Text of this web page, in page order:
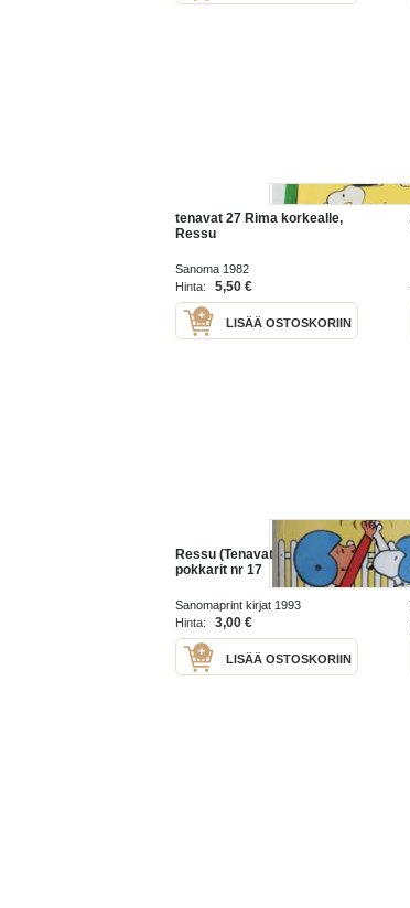
tenavat 27 Rima korkealle,
Ressu
Sanoma 1982
Hinta:
5,50 €
LISÄÄ OSTOSKORIIN
Ressu (Tenavat) - Tähti-
pokkarit nr 17
Sanomaprint kirjat 1993
Hinta:
3,00 €
LISÄÄ OSTOSKORIIN